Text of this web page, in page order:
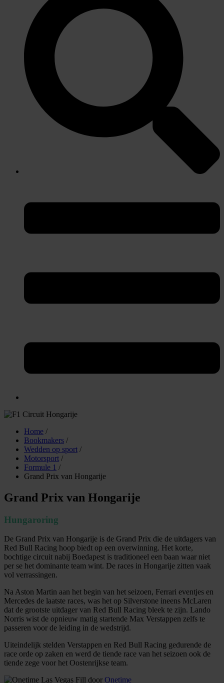
Home /
Bookmakers /
Wedden op sport /
Motorsport /
Formule 1 /
Grand Prix van Hongarije
Grand Prix van Hongarije
Hungaroring
De Grand Prix van Hongarije is de Grand Prix die de uitdagers van
Red Bull Racing hoop biedt op een overwinning. Het korte,
bochtige circuit nabij Boedapest is traditioneel een baan waar niet
per se het dominante team wint. De races in Hongarije zitten vaak
vol verrassingen.
Na Aston Martin aan het begin van het seizoen, Ferrari eventjes en
Mercedes de laatste races, was het op Silverstone ineens McLaren
dat de grootste uitdager van Red Bull Racing bleek te zijn. Lando
Norris wist de opnieuw matig startende Max Verstappen zelfs te
passeren voor de leiding in de wedstrijd.
Uiteindelijk stelden Verstappen en Red Bull Racing gedurende de
race orde op zaken en werd de tiende race van het seizoen ook de
tiende zege voor het Oostenrijkse team.
door Onetime